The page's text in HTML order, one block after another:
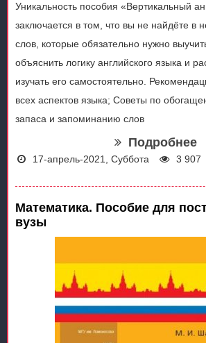
Уникальность пособия «Вертикальный
заключается в том, что вы не найдёте в
слов, которые обязательно нужно
объяснить логику английского языка и
изучать его самостоятельно.
всех аспектов языка; Советы по
запаса и запоминанию слов
Подробнее
17-апрель-2021, Суббота 3 907
Математика. Пособие для
вузы